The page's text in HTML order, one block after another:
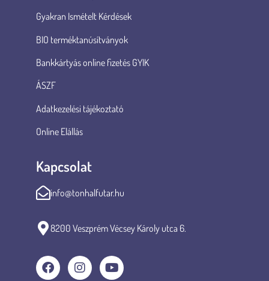
Gyakran Ismételt Kérdések
BIO terméktanúsítványok
Bankkártyás online fizetés GYIK
ÁSZF
Adatkezelési tájékoztató
Online Elállás
Kapcsolat
info@tonhalfutar.hu
8200 Veszprém Vécsey Károly utca 6.